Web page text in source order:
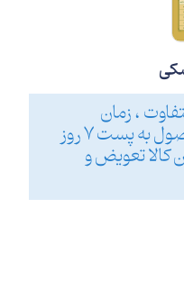
، زمان
آماده‌سازی و تحویل این محصول به پست 7 روز
کالا تعویض و